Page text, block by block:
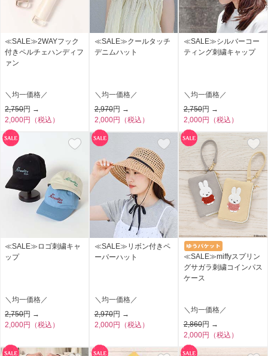
≪SALE≫2WAYフック
付きペルチェハンディフ
ァン
＼均一価格／
2,750円 →
2,000円（税込）
≪SALE≫クールタッチ
デニムハット
＼均一価格／
2,970円 →
2,000円（税込）
≪SALE≫シルバーコー
ティング刺繍キャップ
＼均一価格／
2,750円 →
2,000円（税込）
≪SALE≫ロゴ刺繍キャ
ップ
＼均一価格／
2,750円 →
2,000円（税込）
≪SALE≫リボン付きペ
ーパーハット
＼均一価格／
2,970円 →
2,000円（税込）
≪SALE≫miffyスプリン
グサガラ刺繍コインパス
ケース
＼均一価格／
2,860円 →
2,000円（税込）